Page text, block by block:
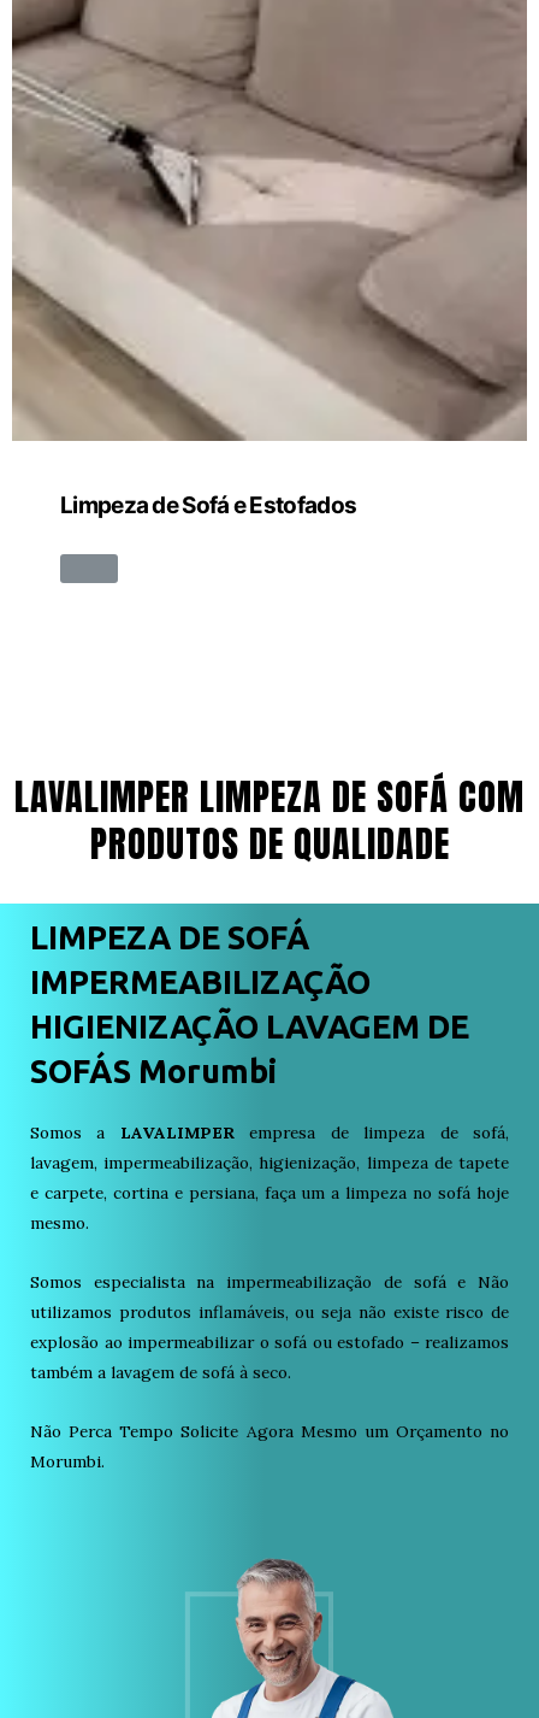
Limpeza de Sofá e Estofados
LAVALIMPER LIMPEZA DE SOFÁ COM
PRODUTOS DE QUALIDADE
LIMPEZA DE SOFÁ
IMPERMEABILIZAÇÃO
HIGIENIZAÇÃO LAVAGEM DE
SOFÁS Morumbi
Somos a LAVALIMPERempresa de limpeza de sofá,
lavagem, impermeabilização, higienização, limpeza de tapete
e carpete, cortina e persiana, faça um a limpeza no sofá hoje
mesmo.
Somos especialista na impermeabilização de sofá e Não
utilizamos produtos inflamáveis, ou seja não existe risco de
explosão ao impermeabilizar o sofá ou estofado – realizamos
também a lavagem de sofá à seco.
Não Perca Tempo Solicite Agora Mesmo um Orçamento no
Morumbi.